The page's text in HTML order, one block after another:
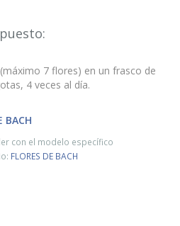
7 flores) en un frasco de
4 veces al día.
BACH
con el modelo específico
FLORES DE BACH